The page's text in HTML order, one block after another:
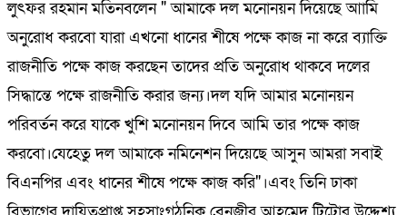
লুৎফর রহমান মতিনবলেন " আমাকে দল মনোনয়ন দিয়েছে আামি
অনুরোধ করবো যারা এখনো ধানের শীষে পক্ষে কাজ না করে ব্যাক্তি
রাজনীতি পক্ষে কাজ করছেন তাদের প্রতি অনুরোধ থাকবে দলের
সিদ্ধান্তে পক্ষে রাজনীতি করার জন্য।দল যদি আমার মনোনয়ন
পরিবর্তন করে যাকে খুশি মনোনয়ন দিবে আমি তার পক্ষে কাজ
করবো।যেহেতু দল আমাকে নমিনেশন দিয়েছে আসুন আমরা সবাই
বিএনপির এবং ধানের শীষে পক্ষে কাজ করি"।এবং তিনি ঢাকা